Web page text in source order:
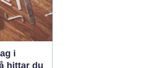
i
hittar du